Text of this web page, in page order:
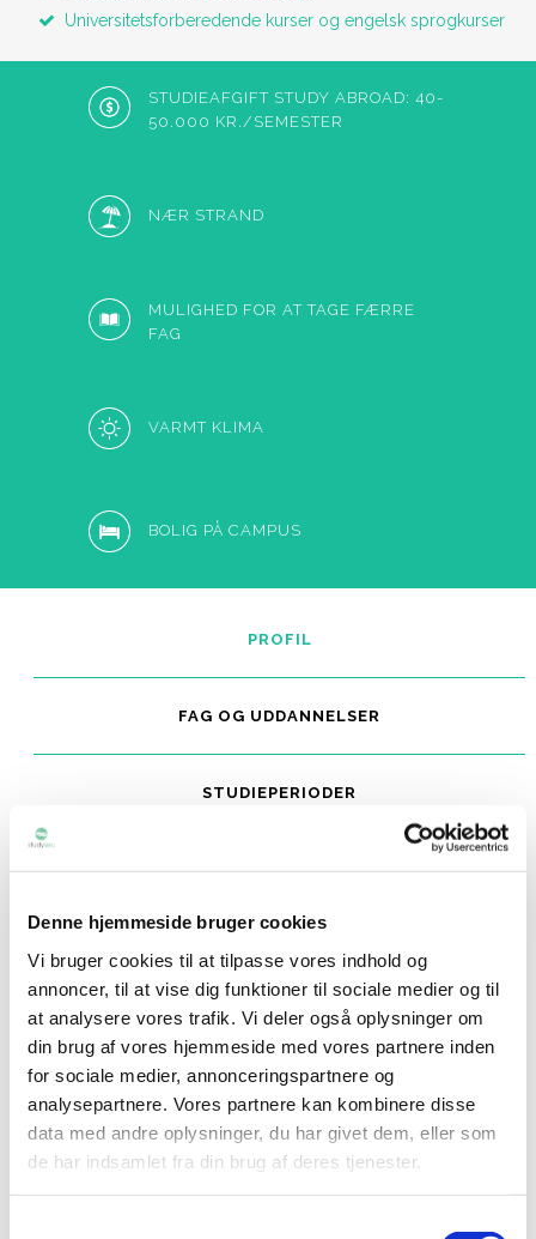
Denne hjemmeside bruger cookies
Vi bruger cookies til at tilpasse vores indhold og
annoncer, til at vise dig funktioner til sociale medier og til
at analysere vores trafik. Vi deler også oplysninger om
din brug af vores hjemmeside med vores partnere inden
for sociale medier, annonceringspartnere og
analysepartnere. Vores partnere kan kombinere disse
data med andre oplysninger, du har givet dem, eller som
de har indsamlet fra din brug af deres tjenester.
Universitetsforberedende kurser og engelsk sprogkurser
STUDIEAFGIFT STUDY ABROAD: 40-
50.000 KR./SEMESTER
NÆR STRAND
MULIGHED FOR AT TAGE FÆRRE
FAG
VARMT KLIMA
BOLIG PÅ CAMPUS
PROFIL
FAG OG UDDANNELSER
STUDIEPERIODER
ØKONOMI
OPTAGELSESKRAV
ANSØGNING
VIDEOER